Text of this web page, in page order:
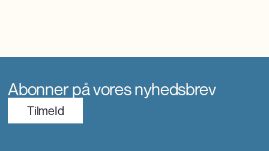
Abonner på vores nyhedsbrev
TilmeId